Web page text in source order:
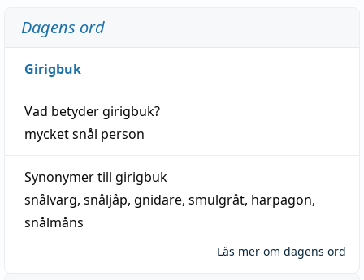
Dagens ord
Girigbuk
Vad betydergirigbuk?
mycketsnål person
Synonymer till girigbuk
snålvarg, snåljåp, gnidare, smulgråt, harpagon,
snålmåns
Läs mer om dagens ord